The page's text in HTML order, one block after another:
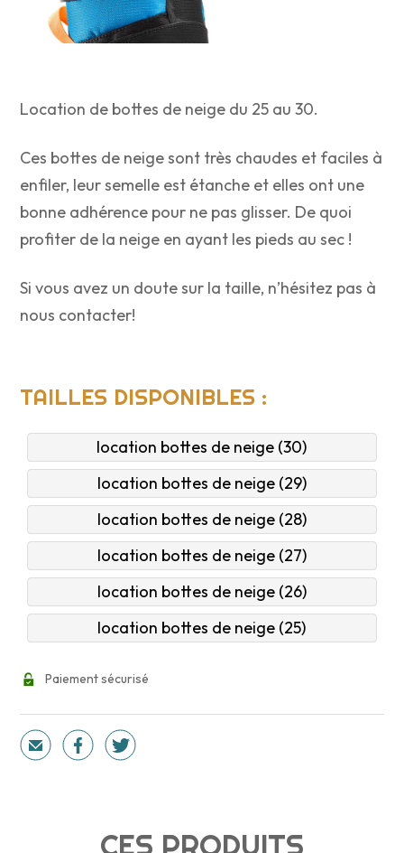
Location de bottes de neige du 25 au 30.
Ces bottes de neige sont très chaudes et faciles à
enfiler, leur semelle est étanche et elles ont une
bonne adhérence pour ne pas glisser. De quoi
profiter de la neige en ayant les pieds au sec !
Si vous avez un doute sur la taille, n’hésitez pas à
nous contacter!
TAILLES DISPONIBLES :
location bottes de neige (30)
location bottes de neige (29)
location bottes de neige (28)
location bottes de neige (27)
location bottes de neige (26)
location bottes de neige (25)
Paiement sécurisé
CES PRODUITS